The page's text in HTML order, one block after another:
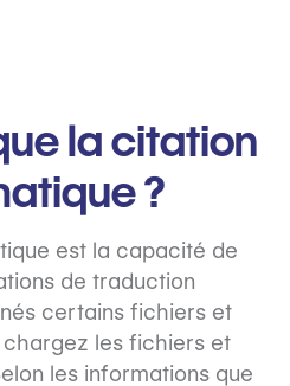
la citation
?
est la capacité de
de traduction
certains fichiers et
les fichiers et
les informations que